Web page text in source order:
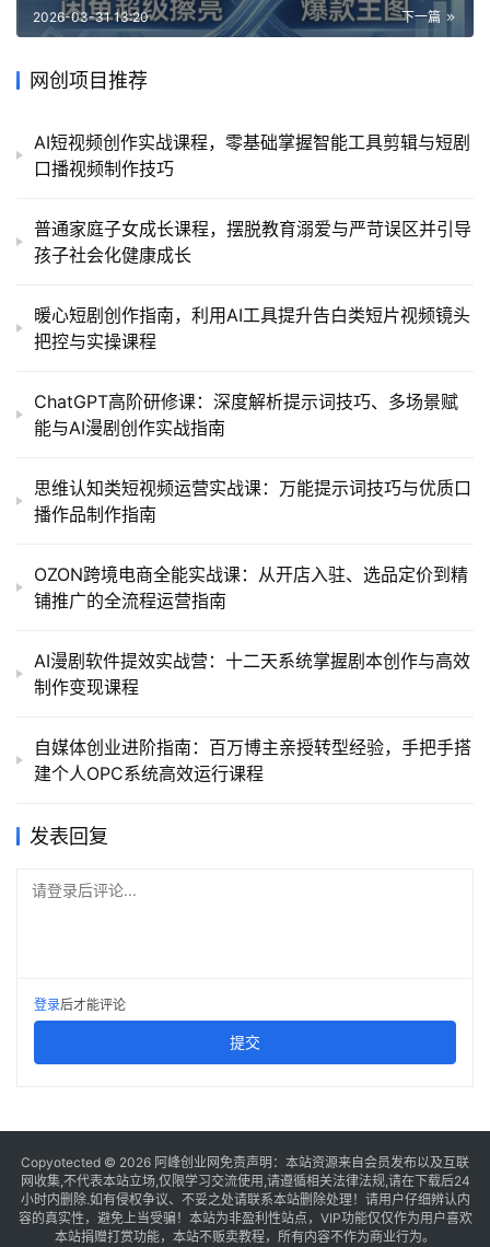
下一篇
2026-03-31 13:20
网创项目推荐
AI短视频创作实战课程，零基础掌握智能工具剪辑与短剧
口播视频制作技巧
普通家庭子女成长课程，摆脱教育溺爱与严苛误区并引导
孩子社会化健康成长
暖心短剧创作指南，利用AI工具提升告白类短片视频镜头
把控与实操课程
ChatGPT高阶研修课：深度解析提示词技巧、多场景赋
能与AI漫剧创作实战指南
思维认知类短视频运营实战课：万能提示词技巧与优质口
播作品制作指南
OZON跨境电商全能实战课：从开店入驻、选品定价到精
铺推广的全流程运营指南
AI漫剧软件提效实战营：十二天系统掌握剧本创作与高效
制作变现课程
自媒体创业进阶指南：百万博主亲授转型经验，手把手搭
建个人OPC系统高效运行课程
发表回复
请登录后评论...
登录后才能评论
提交
Copyotected © 2026 阿峰创业网 免责声明：本站资源来自会员发布以及互联
网收集,不代表本站立场,仅限学习交流使用,请遵循相关法律法规,请在下载后24
小时内删除.如有侵权争议、不妥之处请联系本站删除处理！请用户仔细辨认内
容的真实性，避免上当受骗！本站为非盈利性站点，VIP功能仅仅作为用户喜欢
本站捐赠打赏功能，本站不贩卖教程，所有内容不作为商业行为。